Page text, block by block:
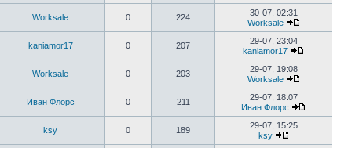
Worksale 0 224
30-07, 02:31
Worksale
kaniamor17 0 207
29-07, 23:04
kaniamor17
Worksale 0 203
29-07, 19:08
Worksale
Иван Флорс 0 211
29-07, 18:07
Иван Флорс
ksy 0 189
29-07, 15:25
ksy